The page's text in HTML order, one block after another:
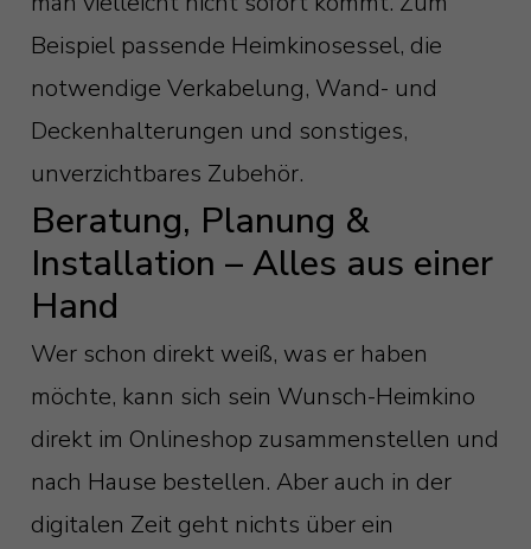
Beispiel passende Heimkinosessel, die
notwendige Verkabelung, Wand- und
Deckenhalterungen und sonstiges,
unverzichtbares Zubehör.
Beratung, Planung &
Installation – Alles aus einer
Hand
Wer schon direkt weiß, was er haben
möchte, kann sich sein Wunsch-Heimkino
direkt im Onlineshop zusammenstellen und
nach Hause bestellen. Aber auch in der
digitalen Zeit geht nichts über ein